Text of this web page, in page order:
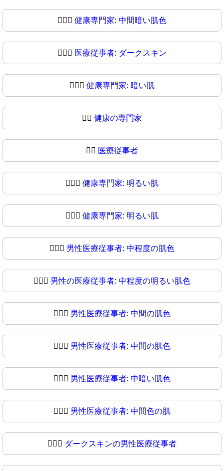
🧑🏾‍⚕ 健康専門家: 中間暗い肌色
🧑🏿‍⚕️ 医療従事者: ダークスキン
🧑🏿‍⚕ 健康専門家: 暗い肌
👨‍⚕️ 健康の専門家
👨‍⚕ 医療従事者
👨🏻‍⚕️ 健康専門家: 明るい肌
👨🏻‍⚕ 健康専門家: 明るい肌
👨🏼‍⚕️ 男性医療従事者: 中程度の肌色
👨🏼‍⚕ 男性の医療従事者: 中程度の明るい肌色
👨🏽‍⚕️ 男性医療従事者: 中間の肌色
👨🏽‍⚕ 男性医療従事者: 中間の肌色
👨🏾‍⚕️ 男性医療従事者: 中暗い肌色
👨🏾‍⚕ 男性医療従事者: 中間色の肌
👨🏿‍⚕️ ダークスキンの男性医療従事者